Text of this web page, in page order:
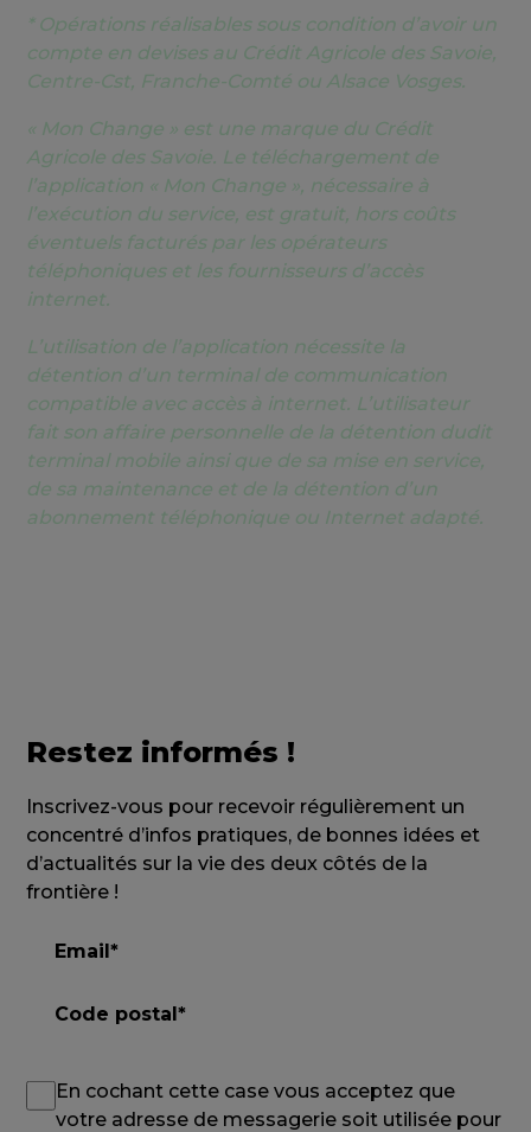
* Opérations réalisables sous condition d’avoir un
compte en devises au Crédit Agricole des Savoie,
Centre-Cst, Franche-Comté ou Alsace Vosges.
« Mon Change » est une marque du Crédit
Agricole des Savoie. Le téléchargement de
l’application « Mon Change », nécessaire à
l’exécution du service, est gratuit, hors coûts
éventuels facturés par les opérateurs
téléphoniques et les fournisseurs d’accès
internet.
L’utilisation de l’application nécessite la
détention d’un terminal de communication
compatible avec accès à internet. L’utilisateur
fait son affaire personnelle de la détention dudit
terminal mobile ainsi que de sa mise en service,
de sa maintenance et de la détention d’un
abonnement téléphonique ou Internet adapté.
Restez informés !
Inscrivez-vous pour recevoir régulièrement un
concentré d’infos pratiques, de bonnes idées et
d’actualités sur la vie des deux côtés de la
frontière !
En cochant cette case vous acceptez que
votre adresse de messagerie soit utilisée pour